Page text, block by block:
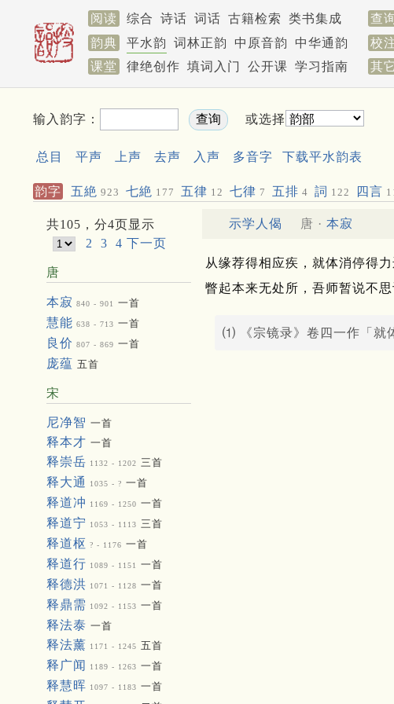
阅读 综合 诗话 词话 古籍检索 类书集成 查
韵典
平水韵 词林正韵 中原音韵 中华通韵 校
课堂
律绝创作 填词入门 公开课 学习指南 其它
输入韵字： 或选择
总目 平声 上声 去声 入声 多音字 下载平水韵表
韵字 五絶 923 七絶 177 五律 12 七律 7 五排 4 詞 122 四言
共105，分4页显示
2
3 4 下一页
唐
本寂 840 - 901 一首
慧能 638 - 713 一首
良价 807 - 869 一首
庞蕴 五首
宋
尼净智 一首
释本才 一首
释崇岳 1132 - 1202 三首
释大通 1035 - ? 一首
释道冲 1169 - 1250 一首
释道宁 1053 - 1113 三首
释道枢 ? - 1176 一首
释道行 1089 - 1151 一首
释德洪 1071 - 1128 一首
释鼎需 1092 - 1153 一首
释法泰 一首
释法薰 1171 - 1245 五首
释广闻 1189 - 1263 一首
释慧晖 1097 - 1183 一首
示学人偈 唐 · 本寂
从缘荐得相应疾，就体消停得力
瞥起本来无处所，吾师暂说不思
⑴ 《宗镜录》卷四一作「就